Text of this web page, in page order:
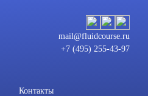
mail@fluidcourse.ru
+7 (495) 255-43-97
Контакты